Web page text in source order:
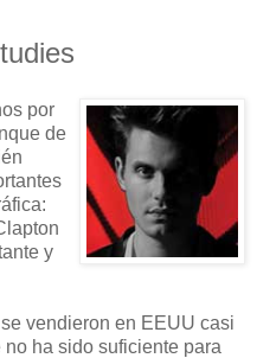
por
de
y
se vendieron en EEUU casi
ha sido suficiente para